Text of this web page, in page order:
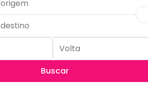
Buscar